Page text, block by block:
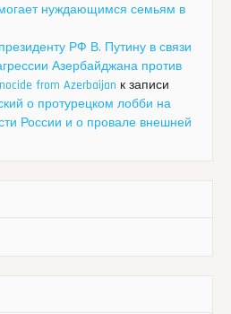
нуждающимся семьям в
РФ В. Путину в связи
Азербайджана против
from Azerbaijan к записи
о протурецком лобби на
России и о провале внешней